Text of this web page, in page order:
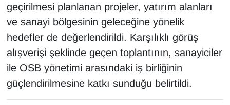
geçirilmesi planlanan projeler, yatırım alanları
ve sanayi bölgesinin geleceğine yönelik
hedefler de değerlendirildi. Karşılıklı görüş
alışverişi şeklinde geçen toplantının, sanayiciler
ile OSB yönetimi arasındaki iş birliğinin
güçlendirilmesine katkı sunduğu belirtildi.